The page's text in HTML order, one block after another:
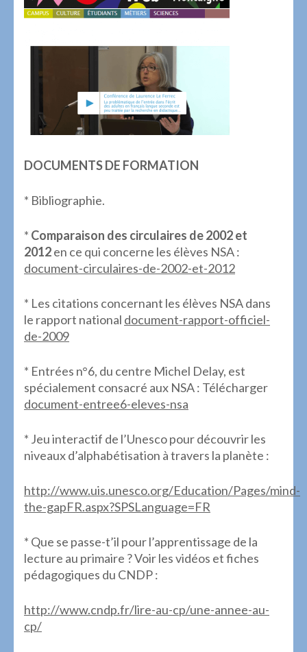
DOCUMENTS DE FORMATION
* Bibliographie.
* Comparaison des circulaires de 2002 et
2012en ce qui concerne les élèves NSA :
document-circulaires-de-2002-et-2012
* Les citations concernant les élèves NSA dans
le rapport national document-rapport-officiel-
de-2009
* Entrées n°6, du centre Michel Delay, est
spécialement consacré aux NSA : Télécharger
document-entree6-eleves-nsa
* Jeu interactif de l’Unesco pour découvrir les
niveaux d’alphabétisation à travers la planète :
http://www.uis.unesco.org/Education/Pages/mind-
the-gapFR.aspx?SPSLanguage=FR
* Que se passe-t’il pour l’apprentissage de la
lecture au primaire ? Voir les vidéos et fiches
pédagogiques du CNDP :
http://www.cndp.fr/lire-au-cp/une-annee-au-
cp/